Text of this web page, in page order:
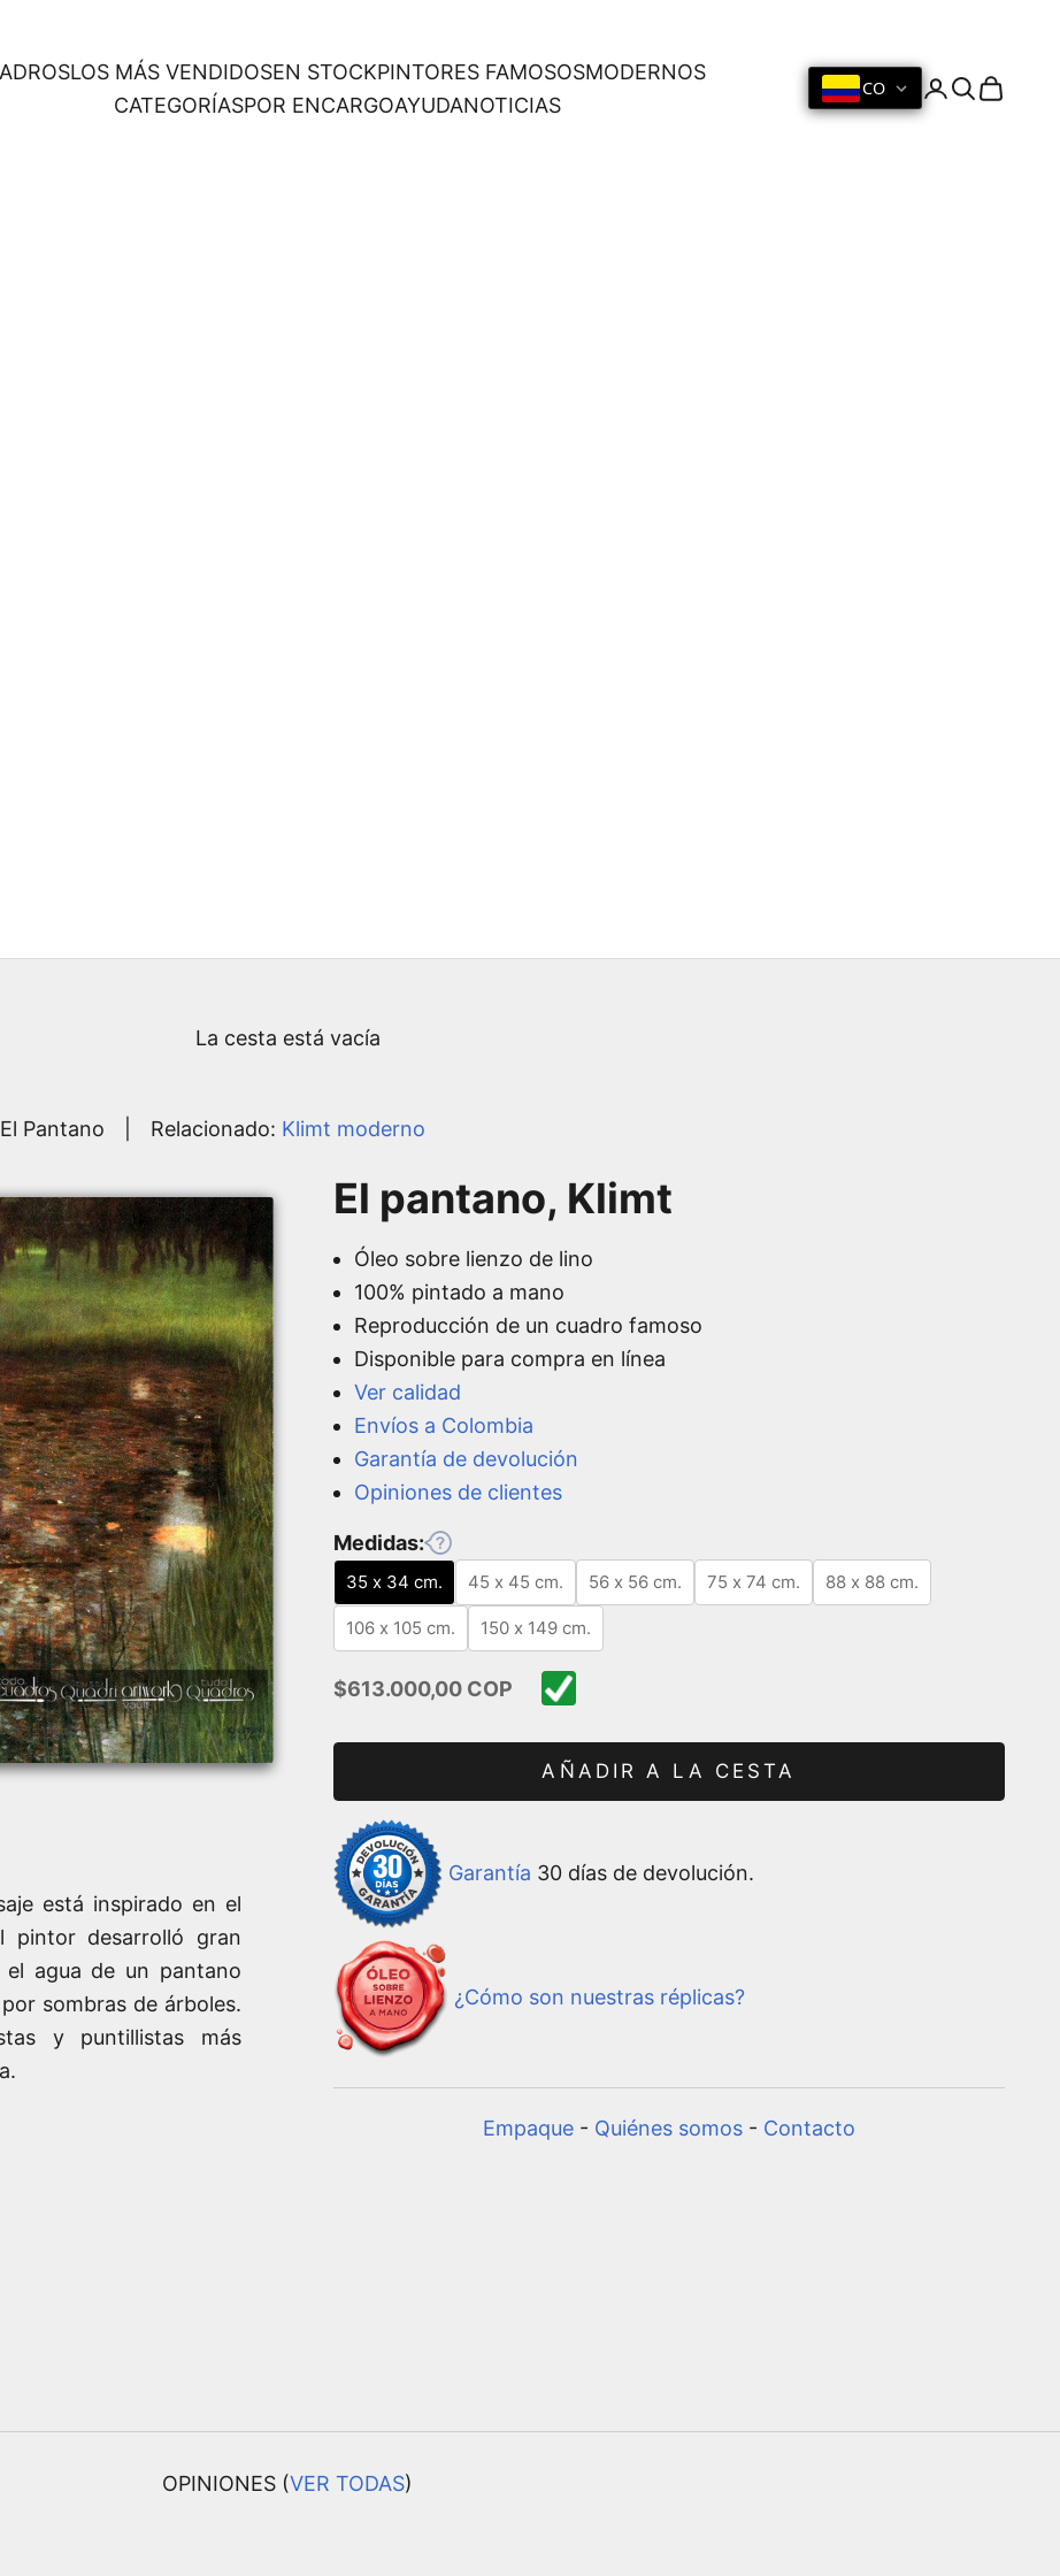
LOS MÁS VENDIDOSEN STOCKPINTORES FAMOSOSMODERNOS
CATEGORÍASPOR ENCARGOAYUDANOTICIAS
CO Iniciar sesión
Buscar
Cesta
La cesta está vacía
Pantano Relacionado: Klimt moderno
El pantano, Klimt
Óleo sobre lienzo de lino
100% pintado a mano
Reproducción de un cuadro famoso
Disponible para compra en línea
Ver calidad
Envíos a Colombia
Garantía de devolución
Opiniones de clientes
Medidas:
35 x 34 cm. 45 x 45 cm. 56 x 56 cm. 75 x 74 cm. 88 x 88 cm.
106 x 105 cm. 150 x 149 cm.
Precio de oferta
$613.000,00 COP
AÑADIR A LA CESTA
Garantía 30 días de devolución.
¿Cómo son nuestras réplicas?
Empaque - Quiénes somos - Contacto
está inspirado en el
pintor desarrolló gran
agua de un pantano
sombras de árboles.
y puntillistas más
OPINIONES (VER TODAS)